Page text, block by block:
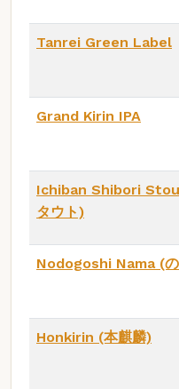
Tanrei Green Label
Grand Kirin IPA
Ichiban Shibori
タウト)
Nodogoshi Nama (
Honkirin (本麒麟)